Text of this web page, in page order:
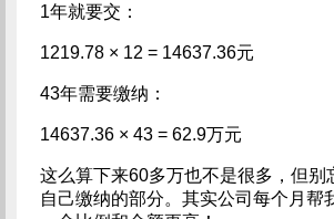
1年就要交：
1219.78 × 12 = 14637.36元
43年需要缴纳：
14637.36 × 43 = 62.9万元
这么算下来60多万也不是很多，但别
自己缴纳的部分。其实公司每个月帮